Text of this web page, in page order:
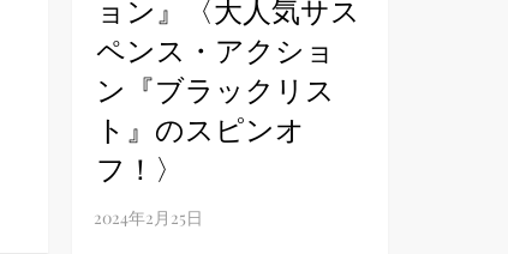
ョン』〈大人気サス
ペンス・アクショ
ン『ブラックリス
ト』のスピンオ
フ！〉